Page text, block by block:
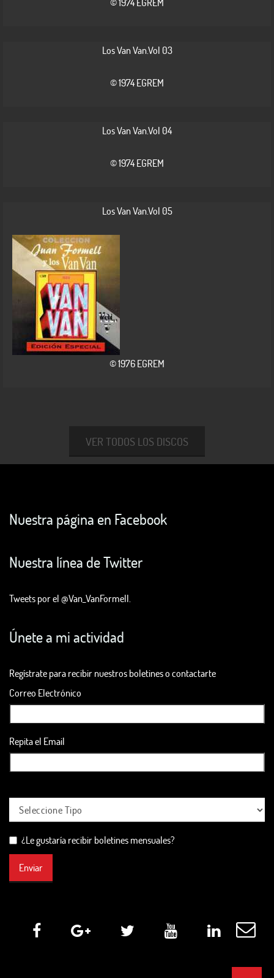
Los Van Van.Vol 03
© 1974 EGREM
Los Van Van.Vol 04
© 1974 EGREM
Los Van Van.Vol 05
© 1976 EGREM
VER TODOS LOS DISCOS
Nuestra página en Facebook
Nuestra línea de Twitter
Tweets por el @Van_VanFormell.
Únete a mi actividad
Regístrate para recibir nuestros boletines o contactarte
Correo Electrónico
Repita el Email
¿Le gustaría recibir boletines mensuales?
Enviar